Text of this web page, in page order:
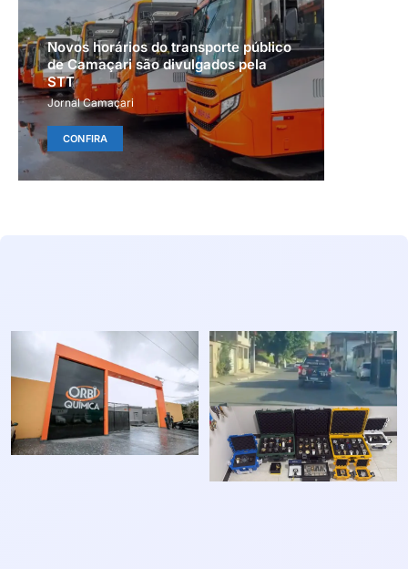
Novos horários do transporte público
de Camaçari são divulgados pela
STT
Jornal Camaçari
CONFIRA